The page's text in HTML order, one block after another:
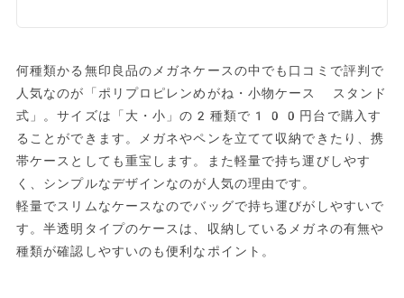
何種類かる無印良品のメガネケースの中でも口コミで評判で
人気なのが「ポリプロピレンめがね・小物ケース スタンド
式」。サイズは「大・小」の2種類で100円台で購入す
ることができます。メガネやペンを立てて収納できたり、携
帯ケースとしても重宝します。また軽量で持ち運びしやす
く、シンプルなデザインなのが人気の理由です。
軽量でスリムなケースなのでバッグで持ち運びがしやすいで
す。半透明タイプのケースは、収納しているメガネの有無や
種類が確認しやすいのも便利なポイント。